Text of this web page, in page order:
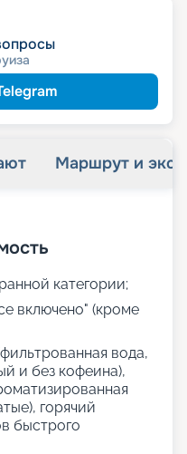
Маршрут и
категории;
включено" (кроме
вода,
и без кофеина),
горячий
быстрого